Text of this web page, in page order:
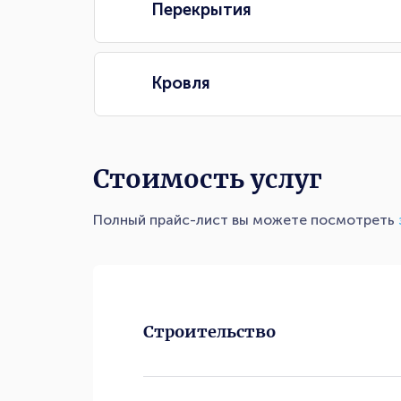
Перекрытия
Кровля
Стоимость услуг
Полный прайс-лист вы можете посмотреть
Строительство